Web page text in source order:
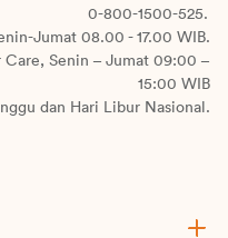
0-800-1500-525.
Jumat 08.00 - 17.00 WIB.
Senin – Jumat 09:00 –
15:00 WIB
dan Hari Libur Nasional.